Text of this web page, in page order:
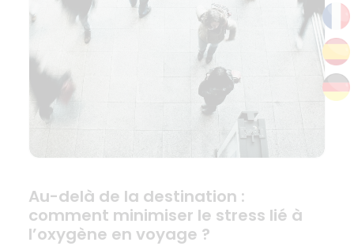
Au-delà de la destination :
comment minimiser le stress lié à
l’oxygène en voyage ?